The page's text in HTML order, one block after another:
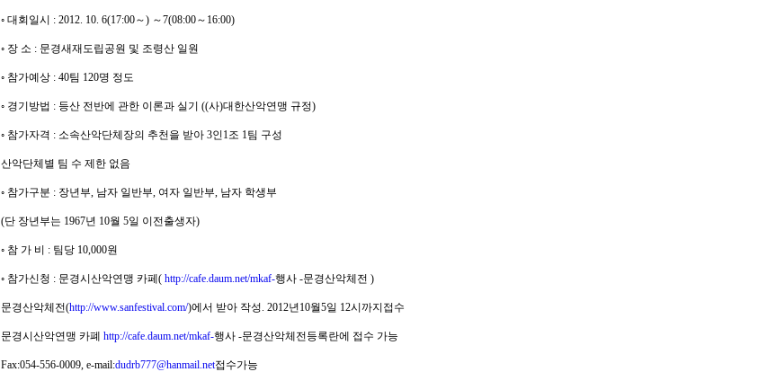
◦ 대회일시 : 2012. 10. 6(17:00～) ～7(08:00～16:00)
◦ 장 소 : 문경새재도립공원 및 조령산 일원
◦ 참가예상 : 40팀 120명 정도
◦ 경기방법 : 등산 전반에 관한 이론과 실기 ((사)대한산악연맹 규정)
◦ 참가자격 : 소속산악단체장의 추천을 받아 3인1조 1팀 구성
산악단체별 팀 수 제한 없음
◦ 참가구분 : 장년부, 남자 일반부, 여자 일반부, 남자 학생부
(단 장년부는 1967년 10월 5일 이전출생자)
◦ 참 가 비 : 팀당 10,000원
◦ 참가신청 : 문경시산악연맹 카페( http://cafe.daum.net/mkaf-행사 -문경산악체전 )
문경산악체전(http://www.sanfestival.com/)에서 받아 작성. 2012년10월5일 12시까지접수
문경시산악연맹 카폐 http://cafe.daum.net/mkaf-행사 -문경산악체전등록란에 접수 가능
Fax:054-556-0009, e-mail:dudrb777@hanmail.net접수가능